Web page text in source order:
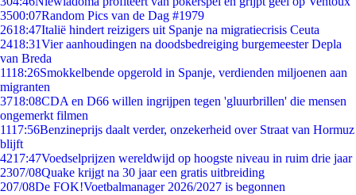
3500:07Random Pics van de Dag #1979
2618:47Italië hindert reizigers uit Spanje na migratiecrisis Ceuta
2418:31Vier aanhoudingen na doodsbedreiging burgemeester Depla
van Breda
1118:26Smokkelbende opgerold in Spanje, verdienden miljoenen aan
migranten
3718:08CDA en D66 willen ingrijpen tegen 'gluurbrillen' die mensen
ongemerkt filmen
1117:56Benzineprijs daalt verder, onzekerheid over Straat van Hormuz
blijft
4217:47Voedselprijzen wereldwijd op hoogste niveau in ruim drie jaar
2307/08Quake krijgt na 30 jaar een gratis uitbreiding
207/08De FOK!Voetbalmanager 2026/2027 is begonnen